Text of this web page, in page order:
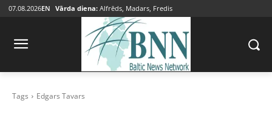
07.08.2026EN Vārda diena: Alfrēds, Madars, Fredis
Tags Edgars Tavars